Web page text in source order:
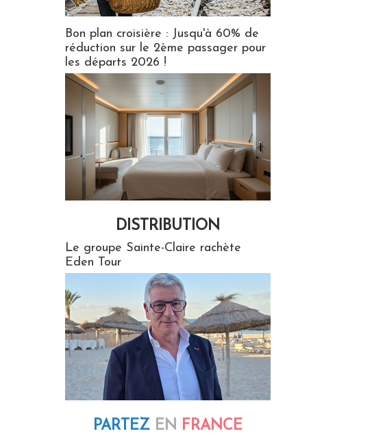
Bon plan croisière : Jusqu'à 60% de
réduction sur le 2ème passager pour
les départs 2026 !
DISTRIBUTION
Le groupe Sainte-Claire rachète
Eden Tour
PARTEZ EN FRANCE